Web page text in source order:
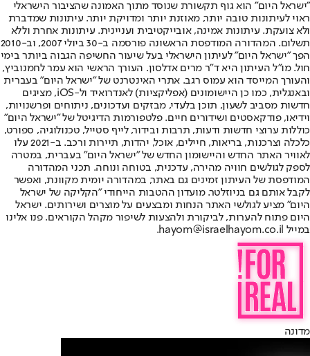
"ישראל היום" הוא גוף תקשורת שנוסד מתוך האמונה שהציבור הישראלי
ראוי לעיתונות טובה יותר, מאוזנת יותר ומדויקת יותר. עיתונות שמדברת
ולא צועקת. עיתונות אמינה, אובייקטיבית ועניינית. עיתונות אחרת וללא
תשלום. המהדורה המודפסת הראשונה פורסמה ב-30 ביולי 2007, וב-2010
הפך "ישראל היום" לעיתון הישראלי בעל שיעור החשיפה הגבוה ביותר בימי
חול. מו"ל העיתון היא ד"ר מרים אדלסון. העורך הראשי הוא עמר לחמנוביץ,
והעורך המייסד הוא עמוס רגב. אתרי האינטרנט של "ישראל היום" בעברית
ובאנגלית, כמו כן היישומונים (אפליקציות) לאנדרואיד ול-iOS, מציגים
חדשות מסביב לשעון, תוכן בלעדי, מבזקים ועדכונים, ניתוחים ופרשנויות,
וידיאו, פודקאסטים ושידורים חיים. פלטפורמות הדיגיטל של "ישראל היום"
כוללות ערוצי חדשות ודעות, תרבות ובידור, לייף סטייל, טכנולוגיה, ספורט,
כלכלה וצרכנות, בריאות, חיילים, אוכל, יהדות, תיירות ורכב. ב-2021 עלו
לאוויר האתר החדש והיישומון החדש של "ישראל היום" בעברית, במטרה
לספק לגולשים חוויה מהירה, עדכנית, בטוחה ונוחה. תכני המהדורה
המודפסת של העיתון זמינים גם באתר, במהדורה יומית מקוונת, ואפשר
לקבל אותם גם בניוזלטר. מועדון ההטבות הייחודי "הקליקה של ישראל
היום" מציע לגולשי האתר הנחות ומבצעים על מוצרים ושירותים. ישראל
היום פתוח להערות, לביקורת ולהצעות לשיפור מקהל הקוראים. פנו אלינו
במייל hayom@israelhayom.co.il.
מדונה